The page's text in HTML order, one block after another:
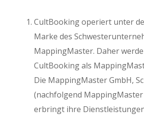
CultBooking operiert unter
Marke des
MappingMaster. Daher
CultBooking als
Die MappingMaster GmbH,
(nachfolgend
erbringt ihre